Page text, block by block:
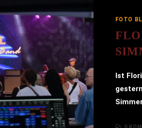
FOTO
Ist
0